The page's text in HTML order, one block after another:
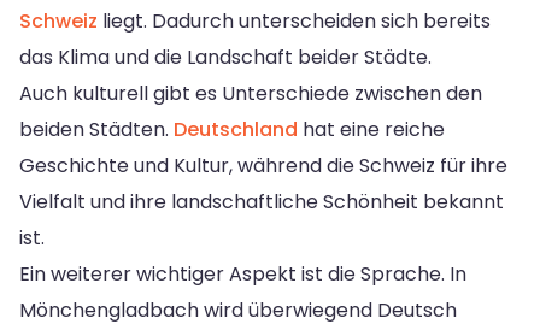
Schweiz liegt. Dadurch unterscheiden sich bereits
das Klima und die Landschaft beider Städte.
Auch kulturell gibt es Unterschiede zwischen den
beiden Städten. Deutschland hat eine reiche
Geschichte und Kultur, während die Schweiz für ihre
Vielfalt und ihre landschaftliche Schönheit bekannt
ist.
Ein weiterer wichtiger Aspekt ist die Sprache. In
Mönchengladbach wird überwiegend Deutsch